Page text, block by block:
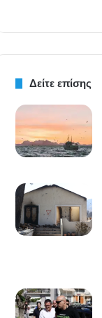
Δείτε επίσης